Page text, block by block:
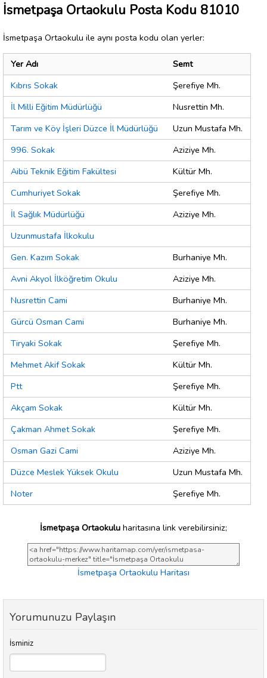
İsmetpaşa Ortaokulu Posta Kodu 81010
İsmetpaşa Ortaokulu ile aynı posta kodu olan yerler:
Yer Adı
Semt
Kıbrıs Sokak
Şerefiye Mh.
İl Milli Eğitim Müdürlüğü
Nusrettin Mh.
Tarım ve Köy İşleri Düzce İl Müdürlüğü
Uzun Mustafa Mh.
996. Sokak
Aziziye Mh.
Aibü Teknik Eğitim Fakültesi
Kültür Mh.
Cumhuriyet Sokak
Şerefiye Mh.
İl Sağlık Müdürlüğü
Aziziye Mh.
Uzunmustafa İlkokulu
Gen. Kazım Sokak
Burhaniye Mh.
Avni Akyol İlköğretim Okulu
Aziziye Mh.
Nusrettin Cami
Burhaniye Mh.
Gürcü Osman Cami
Burhaniye Mh.
Tiryaki Sokak
Şerefiye Mh.
Mehmet Akif Sokak
Kültür Mh.
Ptt
Şerefiye Mh.
Akçam Sokak
Kültür Mh.
Çakman Ahmet Sokak
Şerefiye Mh.
Osman Gazi Cami
Aziziye Mh.
Düzce Meslek Yüksek Okulu
Uzun Mustafa Mh.
Noter
Şerefiye Mh.
İsmetpaşa Ortaokulu haritasına link verebilirsiniz;
İsmetpaşa Ortaokulu Haritası
Yorumunuzu Paylaşın
İsminiz